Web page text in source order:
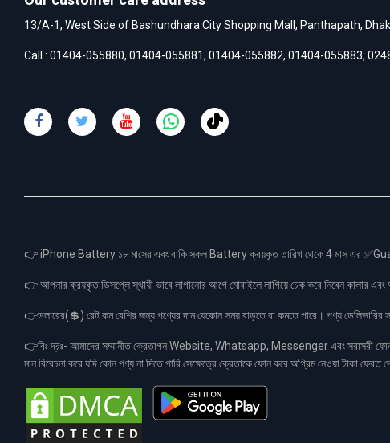
13/A-1, West Side of Bashundhara City Shopping Mall, Panthapath,
Call : 01404-055880, 01404-055881, 01404-055882, 01404-055883,
👉 iPhone Battery ১৮ মাসের এবং বাকি সকল Battery ক্রয়কৃত তারিখ থেকে 4 মাস এর
👉 আপনার ক্রয়কৃত ডিসপ্লে স্থায়ী ভাবে লাগানোর আগে মোবাইলে লাগিয়ে চেক করে নিবেন কালার
👉ডলারের(💲) রেট কম বেশির জন্য পণ্যের দাম যেকোন সময় বাড়তে বা কমতে পারে। পণ্য ডেলিভারির
👉বিঃ দ্রঃ- আমাদের সম্মানীত ক্রেতাগন Website, Whatsapp, Messenger এবং সরাসরী
মান বিবেচনা করে যদি কোন পণ্য না দিতে পারি সেক্ষেত্রে ক্রেতাকে ফোন করে অগ্রিম নেওয়া টাকা